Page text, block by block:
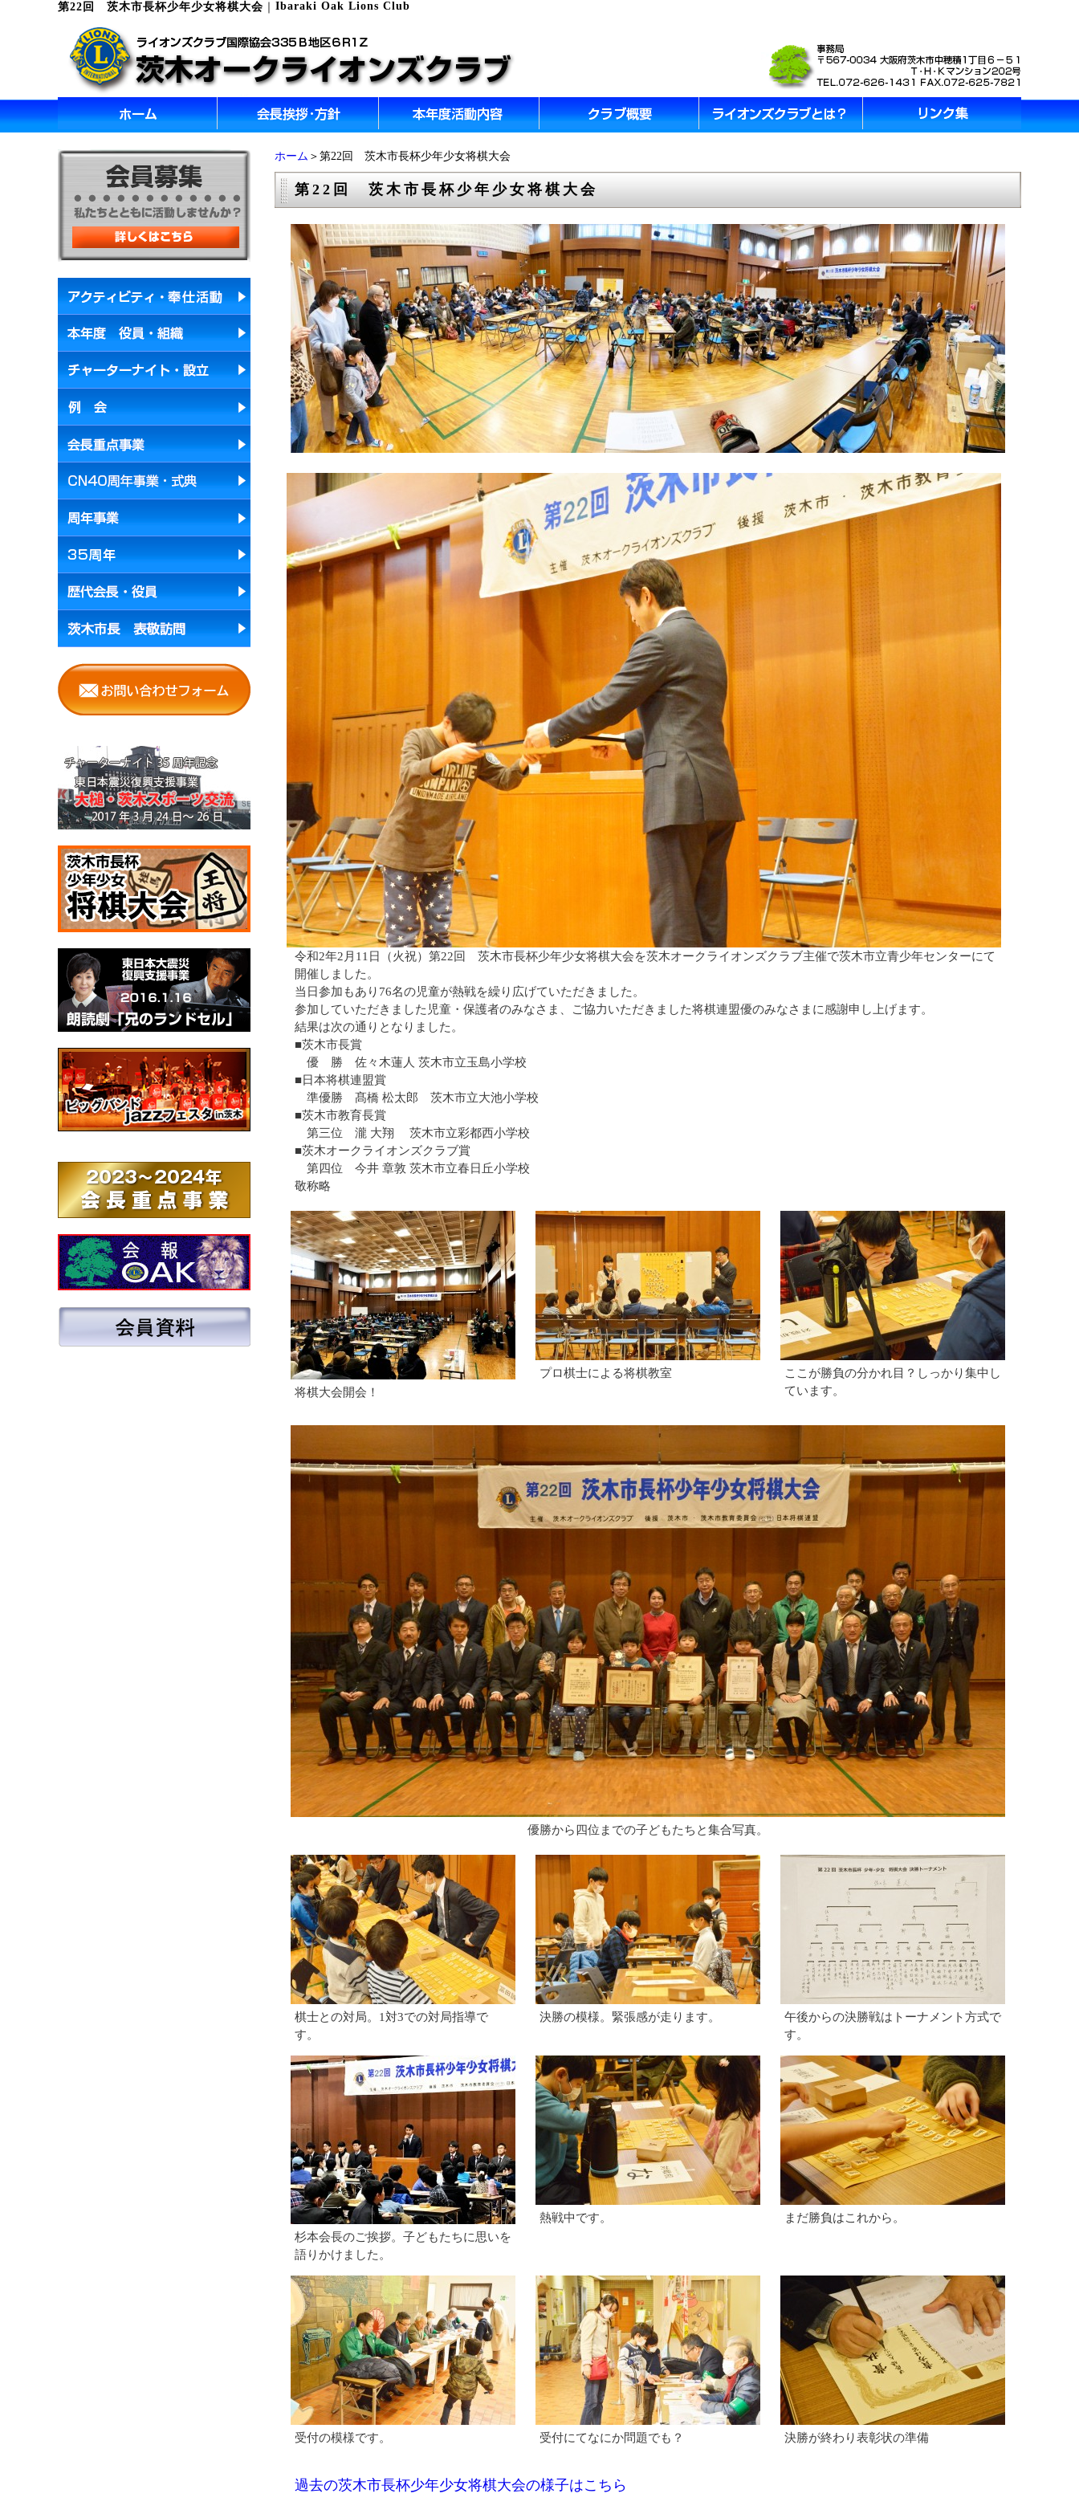
第22回 茨木市長杯少年少女将棋大会 Ibaraki Oak Lions Club
ホーム ＞第22回 茨木市長杯少年少女将棋大会
第22回 茨木市長杯少年少女将棋大会
令和2年2月11日（火祝）第22回 茨木市長杯少年少女将棋大会を茨木オークライオンズクラブ主催で茨木市立青少年センターにて
開催しました。
当日参加もあり76名の児童が熱戦を繰り広げていただきました。
参加していただきました児童・保護者のみなさま、ご協力いただきました将棋連盟優のみなさまに感謝申し上げます。
結果は次の通りとなりました。
■茨木市長賞
優 勝 佐々木蓮人 茨木市立玉島小学校
■日本将棋連盟賞
準優勝 髙橋 松太郎 茨木市立大池小学校
■茨木市教育長賞
第三位 瀧 大翔 茨木市立彩都西小学校
■茨木オークライオンズクラブ賞
第四位 今井 章敦 茨木市立春日丘小学校
敬称略
将棋大会開会！
プロ棋士による将棋教室
ここが勝負の分かれ目？しっかり集中し
ています。
優勝から四位までの子どもたちと集合写真。
棋士との対局。1対3での対局指導で
す。
決勝の模様。緊張感が走ります。
午後からの決勝戦はトーナメント方式で
す。
杉本会長のご挨拶。子どもたちに思いを
語りかけました。
熱戦中です。 まだ勝負はこれから。
受付の模様です。 受付にてなにか問題でも？ 決勝が終わり表彰状の準備
過去の茨木市長杯少年少女将棋大会の様子はこちら